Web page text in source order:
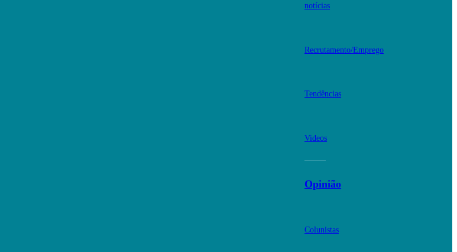
notícias
Recrutamento/Emprego
Tendências
Videos
Opinião
Colunistas